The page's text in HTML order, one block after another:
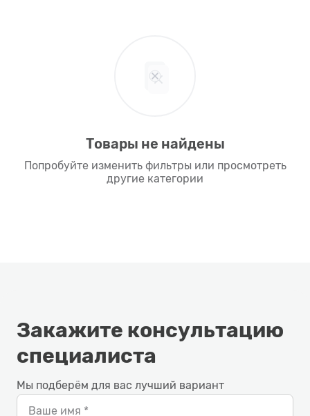
Товары не найдены
Попробуйте изменить фильтры или просмотреть
другие категории
Закажите консультацию
специалиста
Мы подберём для вас лучший вариант